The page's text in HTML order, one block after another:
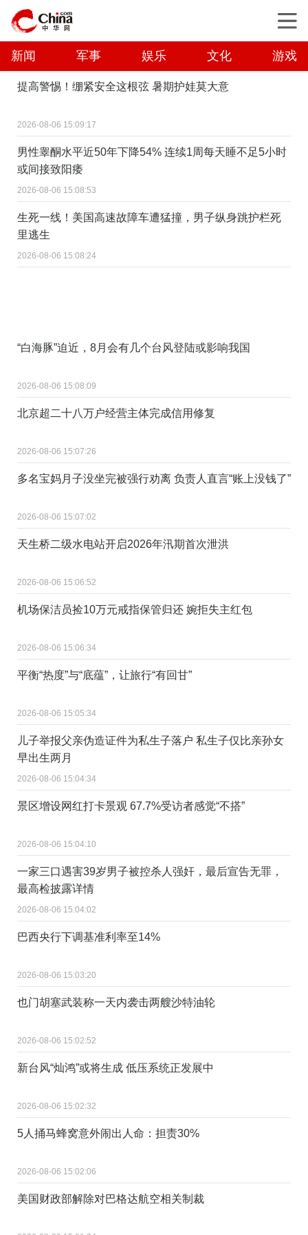
新闻 军事 娱乐 文化 游戏
提高警惕！绷紧安全这根弦 暑期护娃莫大意
2026-08-06 15:09:17
男性睾酮水平近50年下降54% 连续1周每天睡不足5小时
或间接致阳痿
2026-08-06 15:08:53
生死一线！美国高速故障车遭猛撞，男子纵身跳护栏死
里逃生
2026-08-06 15:08:24
“白海豚”迫近，8月会有几个台风登陆或影响我国
2026-08-06 15:08:09
北京超二十八万户经营主体完成信用修复
2026-08-06 15:07:26
多名宝妈月子没坐完被强行劝离 负责人直言“账上没钱了”
2026-08-06 15:07:02
天生桥二级水电站开启2026年汛期首次泄洪
2026-08-06 15:06:52
机场保洁员捡10万元戒指保管归还 婉拒失主红包
2026-08-06 15:06:34
平衡“热度”与“底蕴”，让旅行“有回甘”
2026-08-06 15:05:34
儿子举报父亲伪造证件为私生子落户 私生子仅比亲孙女
早出生两月
2026-08-06 15:04:34
景区增设网红打卡景观 67.7%受访者感觉“不搭”
2026-08-06 15:04:10
一家三口遇害39岁男子被控杀人强奸，最后宣告无罪，
最高检披露详情
2026-08-06 15:04:02
巴西央行下调基准利率至14%
2026-08-06 15:03:20
也门胡塞武装称一天内袭击两艘沙特油轮
2026-08-06 15:02:52
新台风“灿鸿”或将生成 低压系统正发展中
2026-08-06 15:02:32
5人捅马蜂窝意外闹出人命：担责30%
2026-08-06 15:02:06
美国财政部解除对巴格达航空相关制裁